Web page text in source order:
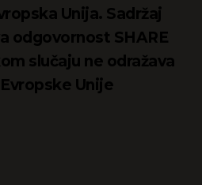
Unija. Sadržaj
odgovornost SHARE
slučaju ne odražava
Unije